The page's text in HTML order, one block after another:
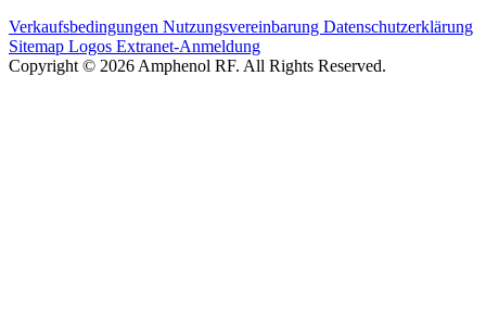
Verkaufsbedingungen Nutzungsvereinbarung Datenschutzerklärung
Sitemap Logos Extranet-Anmeldung
Copyright © 2026 Amphenol RF. All Rights Reserved.